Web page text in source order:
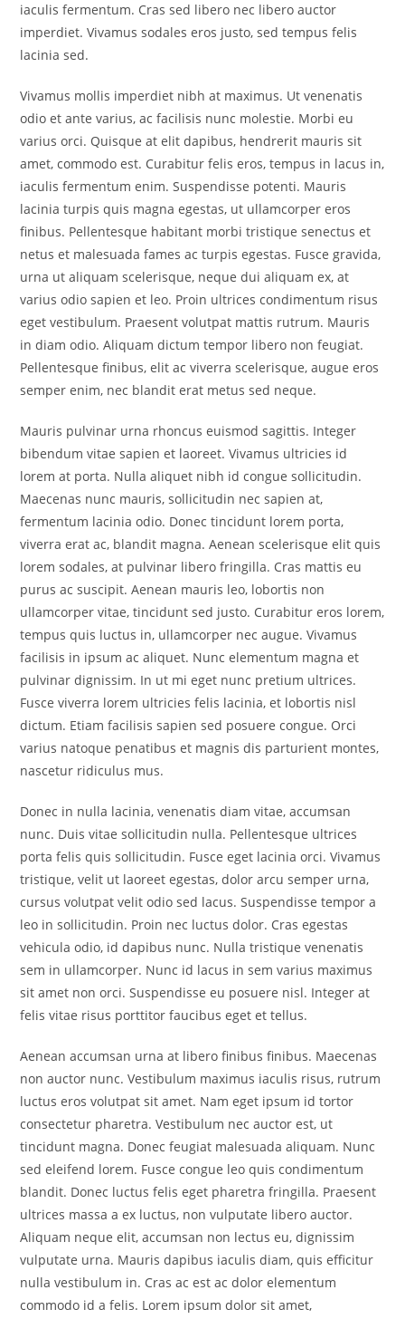
iaculis fermentum. Cras sed libero nec libero auctor
imperdiet. Vivamus sodales eros justo, sed tempus felis
lacinia sed.
Vivamus mollis imperdiet nibh at maximus. Ut venenatis
odio et ante varius, ac facilisis nunc molestie. Morbi eu
varius orci. Quisque at elit dapibus, hendrerit mauris sit
amet, commodo est. Curabitur felis eros, tempus in lacus in,
iaculis fermentum enim. Suspendisse potenti. Mauris
lacinia turpis quis magna egestas, ut ullamcorper eros
finibus. Pellentesque habitant morbi tristique senectus et
netus et malesuada fames ac turpis egestas. Fusce gravida,
urna ut aliquam scelerisque, neque dui aliquam ex, at
varius odio sapien et leo. Proin ultrices condimentum risus
eget vestibulum. Praesent volutpat mattis rutrum. Mauris
in diam odio. Aliquam dictum tempor libero non feugiat.
Pellentesque finibus, elit ac viverra scelerisque, augue eros
semper enim, nec blandit erat metus sed neque.
Mauris pulvinar urna rhoncus euismod sagittis. Integer
bibendum vitae sapien et laoreet. Vivamus ultricies id
lorem at porta. Nulla aliquet nibh id congue sollicitudin.
Maecenas nunc mauris, sollicitudin nec sapien at,
fermentum lacinia odio. Donec tincidunt lorem porta,
viverra erat ac, blandit magna. Aenean scelerisque elit quis
lorem sodales, at pulvinar libero fringilla. Cras mattis eu
purus ac suscipit. Aenean mauris leo, lobortis non
ullamcorper vitae, tincidunt sed justo. Curabitur eros lorem,
tempus quis luctus in, ullamcorper nec augue. Vivamus
facilisis in ipsum ac aliquet. Nunc elementum magna et
pulvinar dignissim. In ut mi eget nunc pretium ultrices.
Fusce viverra lorem ultricies felis lacinia, et lobortis nisl
dictum. Etiam facilisis sapien sed posuere congue. Orci
varius natoque penatibus et magnis dis parturient montes,
nascetur ridiculus mus.
Donec in nulla lacinia, venenatis diam vitae, accumsan
nunc. Duis vitae sollicitudin nulla. Pellentesque ultrices
porta felis quis sollicitudin. Fusce eget lacinia orci. Vivamus
tristique, velit ut laoreet egestas, dolor arcu semper urna,
cursus volutpat velit odio sed lacus. Suspendisse tempor a
leo in sollicitudin. Proin nec luctus dolor. Cras egestas
vehicula odio, id dapibus nunc. Nulla tristique venenatis
sem in ullamcorper. Nunc id lacus in sem varius maximus
sit amet non orci. Suspendisse eu posuere nisl. Integer at
felis vitae risus porttitor faucibus eget et tellus.
Aenean accumsan urna at libero finibus finibus. Maecenas
non auctor nunc. Vestibulum maximus iaculis risus, rutrum
luctus eros volutpat sit amet. Nam eget ipsum id tortor
consectetur pharetra. Vestibulum nec auctor est, ut
tincidunt magna. Donec feugiat malesuada aliquam. Nunc
sed eleifend lorem. Fusce congue leo quis condimentum
blandit. Donec luctus felis eget pharetra fringilla. Praesent
ultrices massa a ex luctus, non vulputate libero auctor.
Aliquam neque elit, accumsan non lectus eu, dignissim
vulputate urna. Mauris dapibus iaculis diam, quis efficitur
nulla vestibulum in. Cras ac est ac dolor elementum
commodo id a felis. Lorem ipsum dolor sit amet,